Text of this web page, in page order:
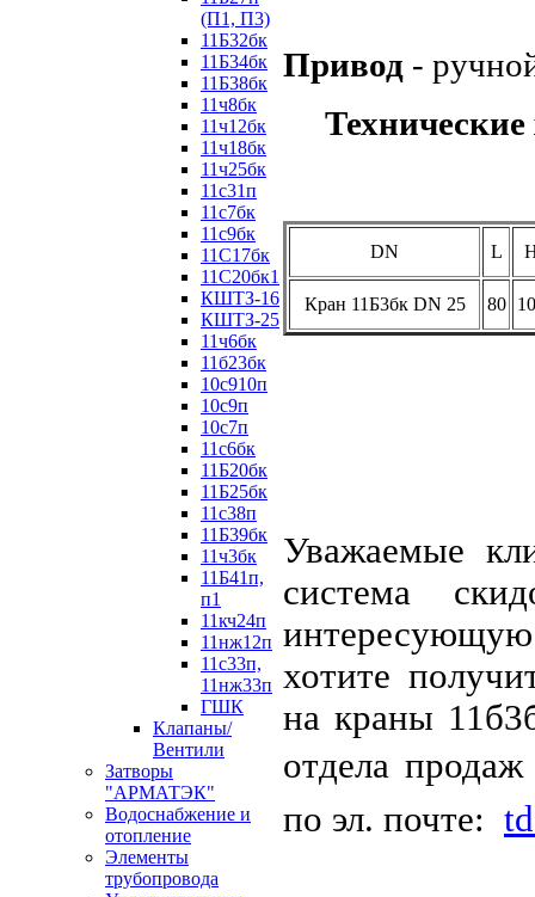
(П1, П3)
11Б32бк
11Б34бк
11Б38бк
11ч8бк
11ч12бк
11ч18бк
11ч25бк
11с31п
11с7бк
11с9бк
11С17бк
11С20бк1
КШТЗ-16
КШТЗ-25
11ч6бк
11б23бк
10с910п
10с9п
10с7п
11с6бк
11Б20бк
11Б25бк
11с38п
11Б39бк
11ч3бк
11Б41п,
п1
11кч24п
11нж12п
11с33п,
11нж33п
ГШК
Клапаны/
Вентили
Затворы
"АРМАТЭК"
Водоснабжение и
отопление
Элементы
трубопровода
Привод -
Технические
DN L
Кран 11Б3бк DN 25 80
Уважаемые
система
хотите
на краны
отдела
по эл. почте: